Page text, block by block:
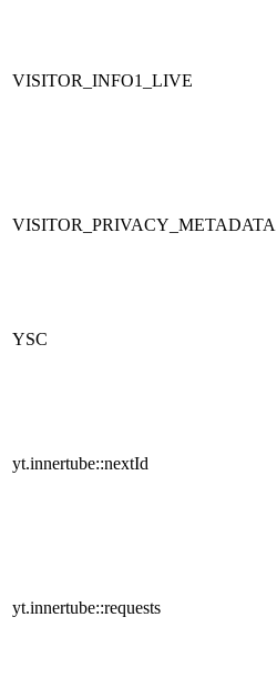
VISITOR_INFO1_LIVE
VISITOR_PRIVACY_METADATA
YSC
yt.innertube::nextId
yt.innertube::requests